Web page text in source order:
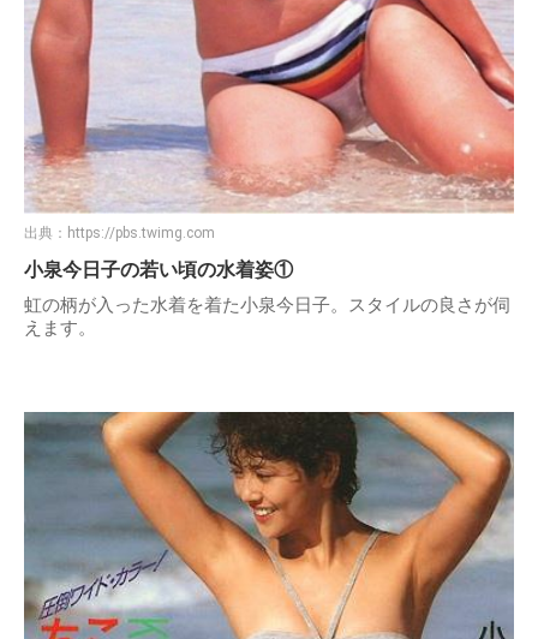
出典： https://pbs.twimg.com
小泉今日子の若い頃の水着姿①
虹の柄が入った水着を着た小泉今日子。スタイルの良さが伺
えます。